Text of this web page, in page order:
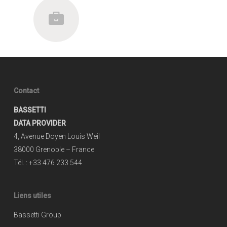
Contact
BASSETTI
DATA PROVIDER
4, Avenue Doyen Louis Weil
38000 Grenoble – France
Tél. : +33 476 233 544
Liens utiles
Bassetti Group